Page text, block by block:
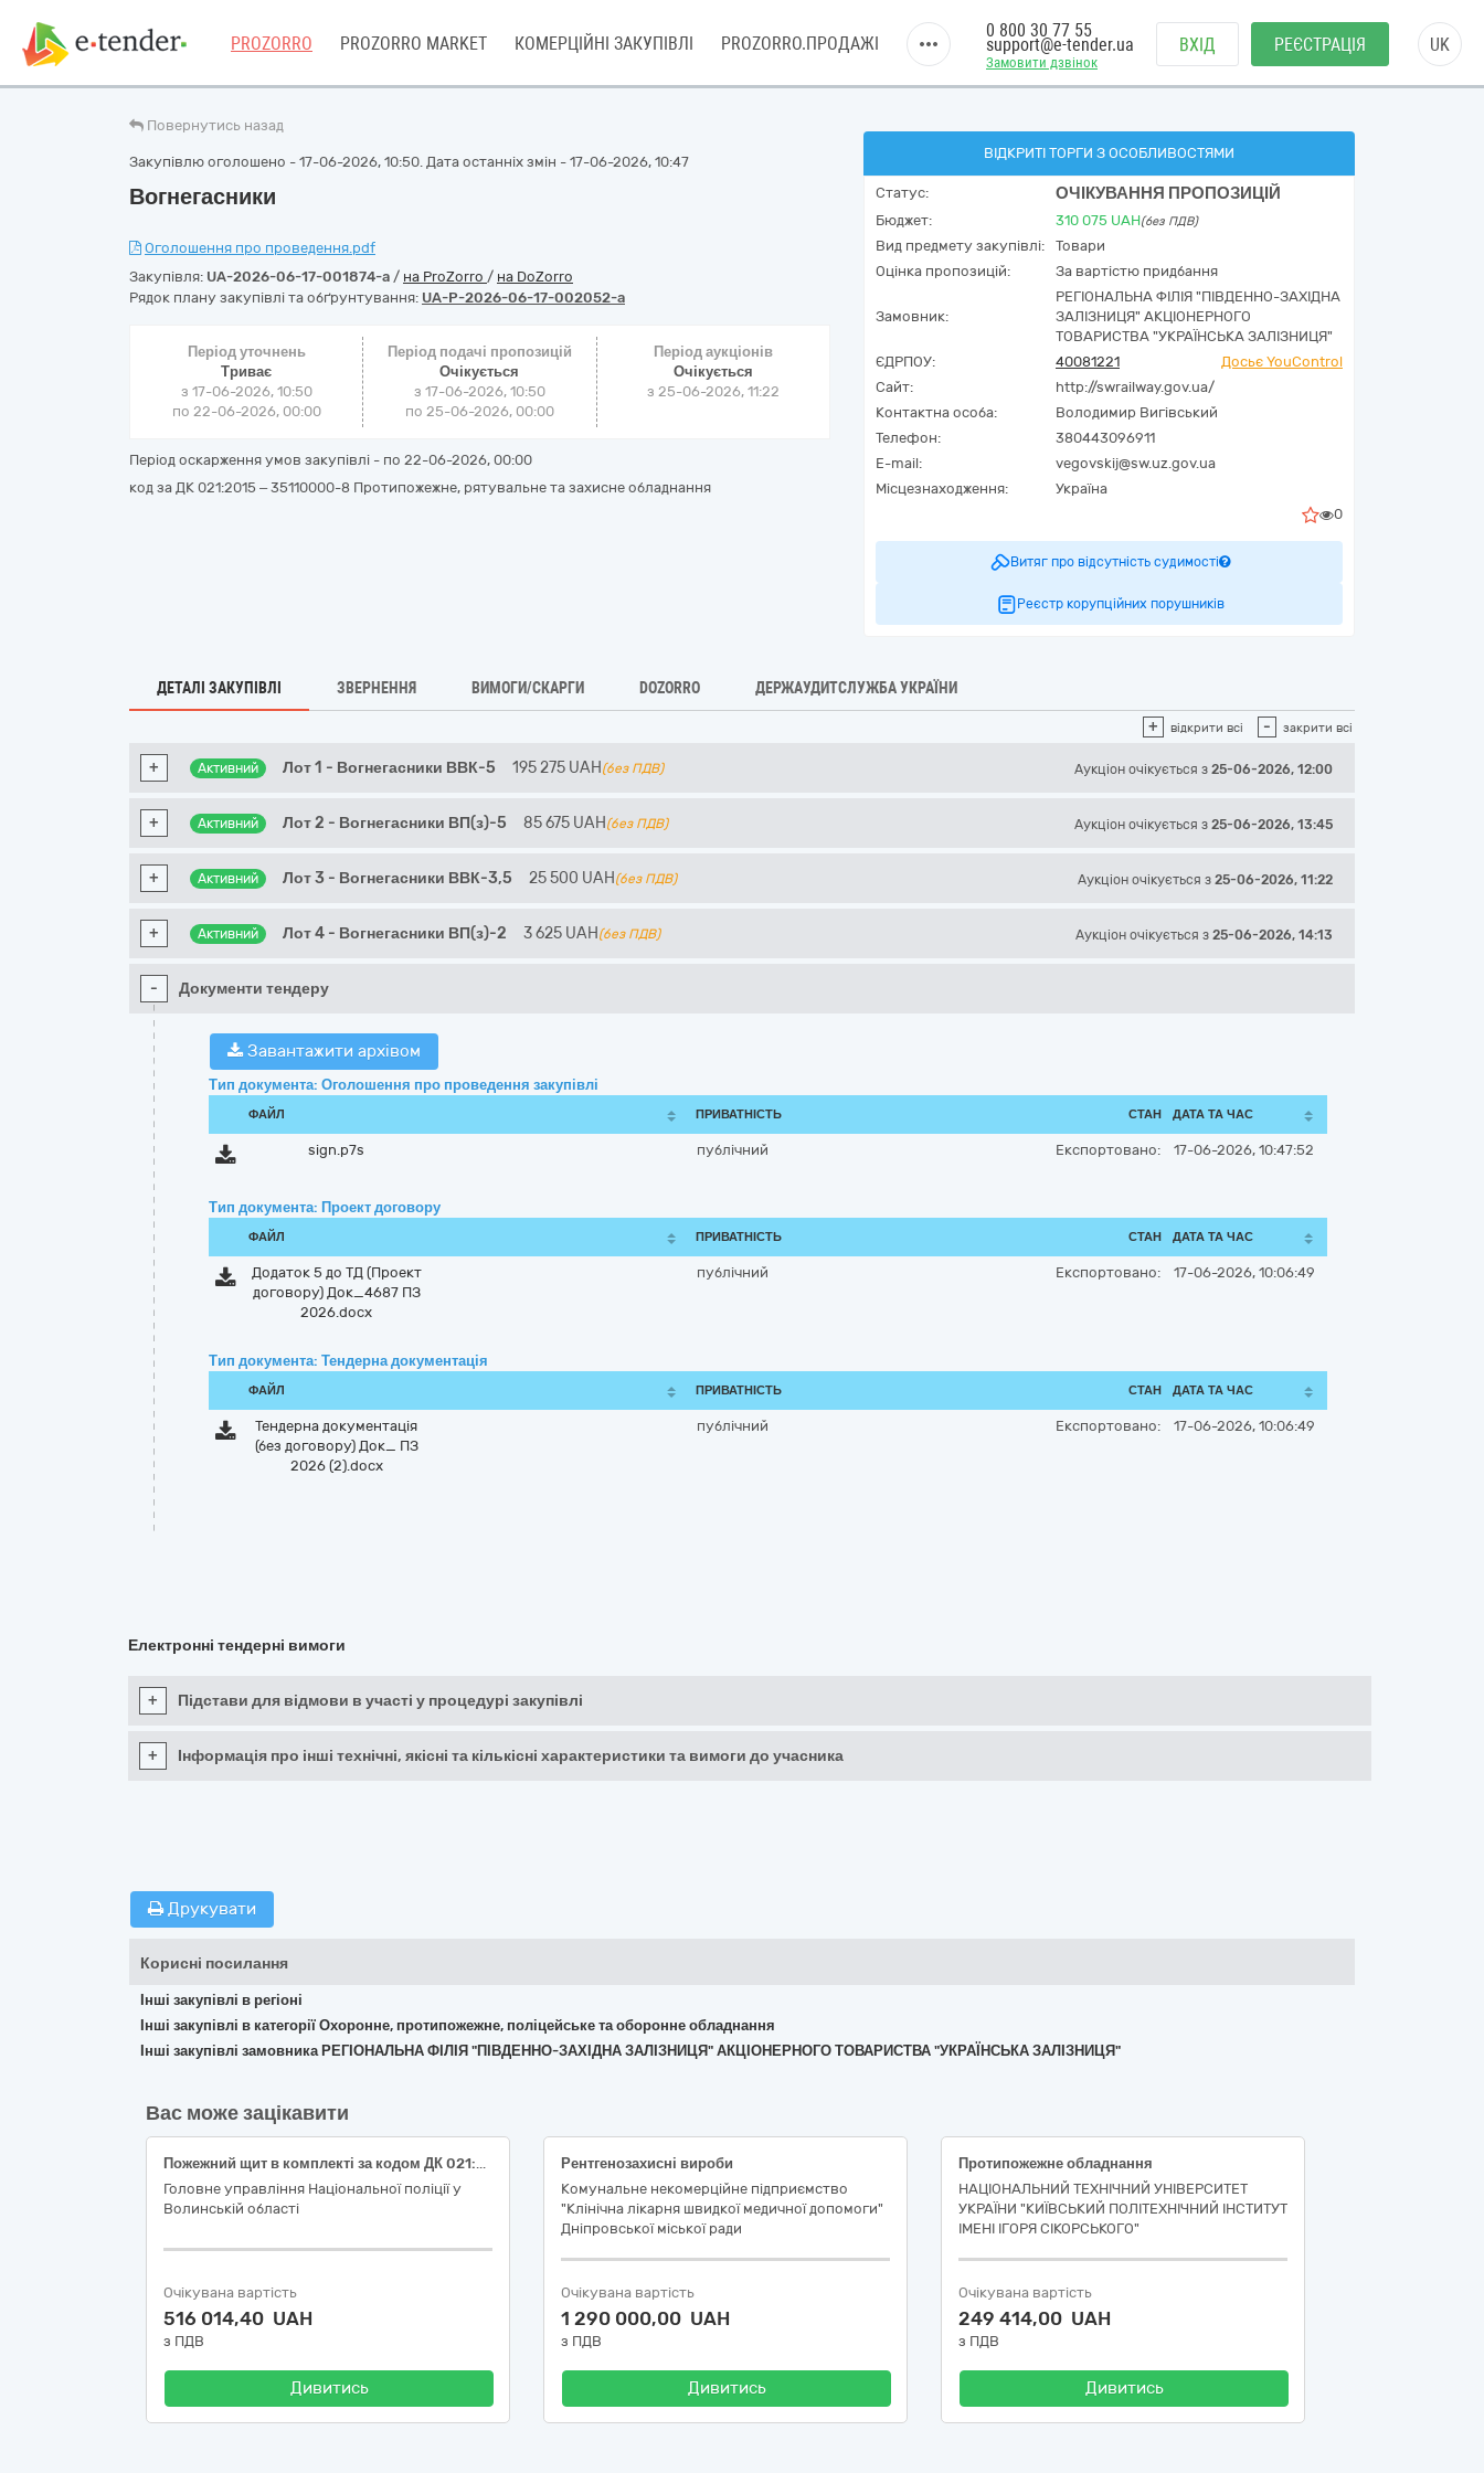
PROZORRO PROZORRO MARKET КОМЕРЦІЙНІ ЗАКУПІВЛІ PROZORRO.ПРОДАЖІ
Замовити дзвінок
0 800 30 77 55
support@e-tender.ua ВХІД РЕЄСТРАЦІЯ UK
Повернутись назад
Закупівлю оголошено - 17-06-2026, 10:50. Дата останніх змін - 17-06-2026, 10:47
Вогнегасники
Оголошення про проведення.pdf
Закупівля: UA-2026-06-17-001874-a / на ProZorro / на DoZorro
Рядок плану закупівлі та обґрунтування: UA-P-2026-06-17-002052-a
Період уточнень
Триває
з 17-06-2026, 10:50
по 22-06-2026, 00:00
Період подачі пропозицій
Очікується
з 17-06-2026, 10:50
по 25-06-2026, 00:00
Період аукціонів
Очікується
з 25-06-2026, 11:22
Період оскарження умов закупівлі - по 22-06-2026, 00:00
код за ДК 021:2015 – 35110000-8 Протипожежне, рятувальне та захисне обладнання
ВІДКРИТІ ТОРГИ З ОСОБЛИВОСТЯМИ
Статус: ОЧІКУВАННЯ ПРОПОЗИЦІЙ
Бюджет: 310 075 UAH(без ПДВ)
Вид предмету закупівлі:
Товари
Оцінка пропозицій:
За вартістю придбання
Замовник:
РЕГІОНАЛЬНА ФІЛІЯ "ПІВДЕННО-ЗАХІДНА
ЗАЛІЗНИЦЯ" АКЦІОНЕРНОГО
ТОВАРИСТВА "УКРАЇНСЬКА ЗАЛІЗНИЦЯ"
ЄДРПОУ:
40081221
Досьє YouControl
Сайт:
http://swrailway.gov.ua/
Контактна особа:
Володимир Вигівський
Телефон:
380443096911
E-mail:
vegovskij@sw.uz.gov.ua
Місцезнаходження:
Україна
0
Витяг про відсутність судимості
Реєстр корупційних порушників
ДЕТАЛІ ЗАКУПІВЛІ ЗВЕРНЕННЯ ВИМОГИ/СКАРГИ DOZORRO ДЕРЖАУДИТСЛУЖБА УКРАЇНИ
+ відкрити всі - закрити всі
+ Активний Лот 1 - Вогнегасники ВВК-5 195 275 UAH (без ПДВ) Аукціон очікується з 25-06-2026, 12:00
+ Активний Лот 2 - Вогнегасники ВП(з)-5 85 675 UAH (без ПДВ) Аукціон очікується з 25-06-2026, 13:45
+ Активний Лот 3 - Вогнегасники ВВК-3,5 25 500 UAH (без ПДВ) Аукціон очікується з 25-06-2026, 11:22
+ Активний Лот 4 - Вогнегасники ВП(з)-2 3 625 UAH (без ПДВ) Аукціон очікується з 25-06-2026, 14:13
- Документи тендеру
Завантажити архівом
Тип документа: Оголошення про проведення закупівлі
ФАЙЛ ПРИВАТНІСТЬ СТАН ДАТА ТА ЧАС
sign.p7s публічний Експортовано: 17-06-2026, 10:47:52
Тип документа: Проект договору
ФАЙЛ ПРИВАТНІСТЬ СТАН ДАТА ТА ЧАС
Додаток 5 до ТД (Проект
договору) Док_4687 ПЗ
2026.docx
публічний Експортовано: 17-06-2026, 10:06:49
Тип документа: Тендерна документація
ФАЙЛ ПРИВАТНІСТЬ СТАН ДАТА ТА ЧАС
Тендерна документація
(без договору) Док_ ПЗ
2026 (2).docx
публічний Експортовано: 17-06-2026, 10:06:49
Електронні тендерні вимоги
+ Підстави для відмови в участі у процедурі закупівлі
+ Інформація про інші технічні, якісні та кількісні характеристики та вимоги до учасника
Друкувати
Корисні посилання
Інші закупівлі в регіоні
Інші закупівлі в категорії Охоронне, протипожежне, поліцейське та оборонне обладнання
Інші закупівлі замовника РЕГІОНАЛЬНА ФІЛІЯ "ПІВДЕННО-ЗАХІДНА ЗАЛІЗНИЦЯ" АКЦІОНЕРНОГО ТОВАРИСТВА "УКРАЇНСЬКА ЗАЛІЗНИЦЯ"
Вас може зацікавити
Пожежний щит в комплекті за кодом ДК 021:2015 - 35110000-8 — Протипожежне, рятувальне та захисне обладнання (35111000-5)
Головне управління Національної поліції у
Волинській області
Очікувана вартість
516 014,40 UAH
з ПДВ
Дивитись
Рентгенозахисні вироби
Комунальне некомерційне підприємство
"Клінічна лікарня швидкої медичної допомоги"
Дніпровської міської ради
Очікувана вартість
1 290 000,00 UAH
з ПДВ
Дивитись
Протипожежне обладнання
НАЦІОНАЛЬНИЙ ТЕХНІЧНИЙ УНІВЕРСИТЕТ
УКРАЇНИ "КИЇВСЬКИЙ ПОЛІТЕХНІЧНИЙ ІНСТИТУТ
ІМЕНІ ІГОРЯ СІКОРСЬКОГО"
Очікувана вартість
249 414,00 UAH
з ПДВ
Дивитись